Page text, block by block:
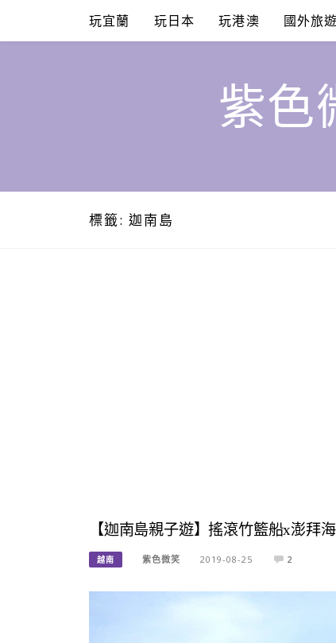
content
玩宜蘭 玩日本 玩港澳 國外旅遊
紫色
標籤: 迦南島
【迦南島親子遊】搖滾竹籃船x澎拜
越南 紫色微笑 2019-08-25 2